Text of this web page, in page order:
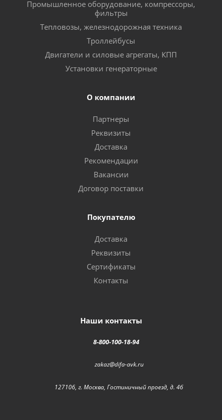
Промышленное оборудование, компрессоры,
фильтры
Тепловозы, железнодорожная техника
Троллейбусы
Двигатели и силовые агрегаты, КПП
Установки генераторные
О компании
Партнеры
Реквизиты
Доставка
Рекомендации
Вакансии
Договор поставки
Покупателю
Доставка
Реквизиты
Сертификаты
Контакты
Наши контакты
8-800-100-18-94
zakaz@difa-avk.ru
127106, г. Москва, Гостиничный проезд, д. 4б